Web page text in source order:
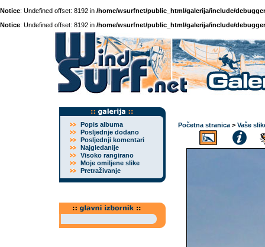
Notice: Undefined offset: 8192 in /home/wsurfnet/public_html/galerija/include/
Notice: Undefined offset: 8192 in /home/wsurfnet/public_html/galerija/include/
Popis albuma
Posljednje dodano
Posljednji komentari
Najgledanije
Visoko rangirano
Moje omiljene slike
Pretraživanje
Početna stranica > Vaše